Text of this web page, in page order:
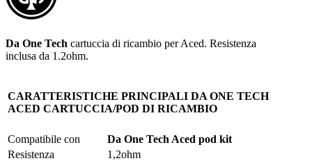
Da One Tech cartuccia di ricambio per Aced. Resistenza
inclusa da 1.2ohm.
CARATTERISTICHE PRINCIPALI DA ONE TECH
ACED CARTUCCIA/POD DI RICAMBIO
Compatibile con
Da One Tech Aced pod kit
Resistenza
1,2ohm